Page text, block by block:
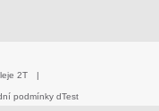
2T |
podmínky dTest